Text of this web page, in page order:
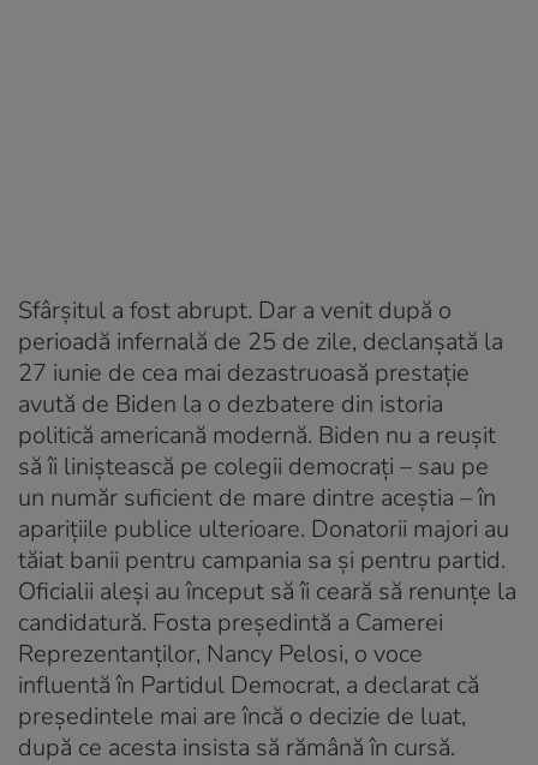
Sfârşitul a fost abrupt. Dar a venit după o
perioadă infernală de 25 de zile, declanşată la
27 iunie de cea mai dezastruoasă prestaţie
avută de Biden la o dezbatere din istoria
politică americană modernă. Biden nu a reuşit
să îi liniştească pe colegii democraţi – sau pe
un număr suficient de mare dintre aceştia – în
apariţiile publice ulterioare. Donatorii majori au
tăiat banii pentru campania sa şi pentru partid.
Oficialii aleşi au început să îi ceară să renunţe la
candidatură. Fosta preşedintă a Camerei
Reprezentanţilor, Nancy Pelosi, o voce
influentă în Partidul Democrat, a declarat că
preşedintele mai are încă o decizie de luat,
după ce acesta insista să rămână în cursă.